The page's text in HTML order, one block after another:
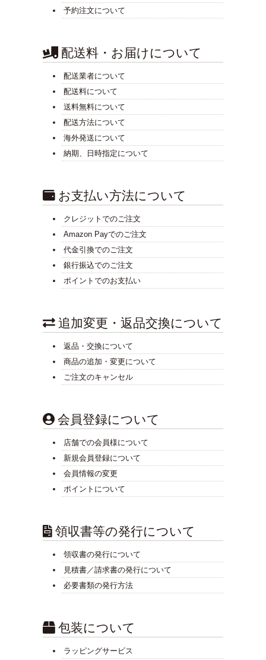
予約注文について
配送料・お届けについて
配送業者について
配送料について
送料無料について
配送方法について
海外発送について
納期、日時指定について
お支払い方法について
クレジットでのご注文
Amazon Payでのご注文
代金引換でのご注文
銀行振込でのご注文
ポイントでのお支払い
追加変更・返品交換について
返品・交換について
商品の追加・変更について
ご注文のキャンセル
会員登録について
店舗での会員様について
新規会員登録について
会員情報の変更
ポイントについて
領収書等の発行について
領収書の発行について
見積書／請求書の発行について
必要書類の発行方法
包装について
ラッピングサービス